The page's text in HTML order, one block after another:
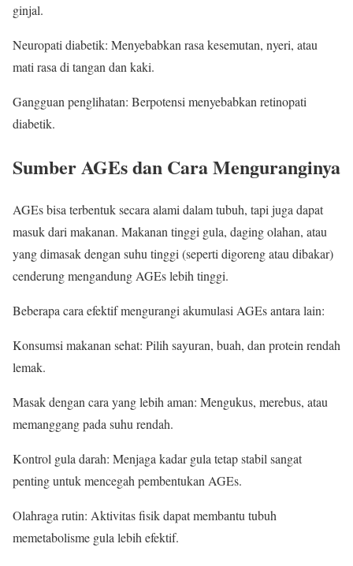
ginjal.
Neuropati diabetik: Menyebabkan rasa kesemutan, nyeri, atau
mati rasa di tangan dan kaki.
Gangguan penglihatan: Berpotensi menyebabkan retinopati
diabetik.
Sumber AGEs dan Cara Menguranginya
AGEs bisa terbentuk secara alami dalam tubuh, tapi juga dapat
masuk dari makanan. Makanan tinggi gula, daging olahan, atau
yang dimasak dengan suhu tinggi (seperti digoreng atau dibakar)
cenderung mengandung AGEs lebih tinggi.
Beberapa cara efektif mengurangi akumulasi AGEs antara lain:
Konsumsi makanan sehat: Pilih sayuran, buah, dan protein rendah
lemak.
Masak dengan cara yang lebih aman: Mengukus, merebus, atau
memanggang pada suhu rendah.
Kontrol gula darah: Menjaga kadar gula tetap stabil sangat
penting untuk mencegah pembentukan AGEs.
Olahraga rutin: Aktivitas fisik dapat membantu tubuh
memetabolisme gula lebih efektif.